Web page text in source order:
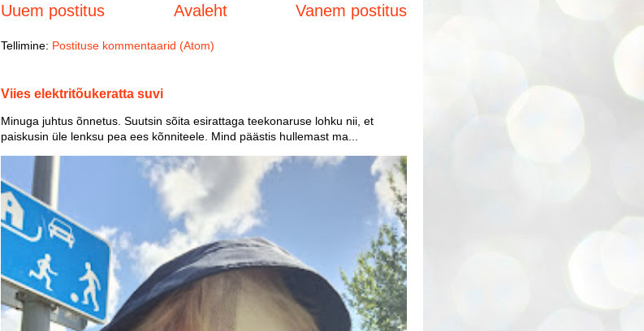
Uuem postitus Vanem postitus
Avaleht
Tellimine: Postituse kommentaarid (Atom)
Viies elektritõukeratta suvi
Minuga juhtus õnnetus. Suutsin sõita esirattaga teekonaruse lohku nii, et
paiskusin üle lenksu pea ees kõnniteele. Mind päästis hullemast ma...